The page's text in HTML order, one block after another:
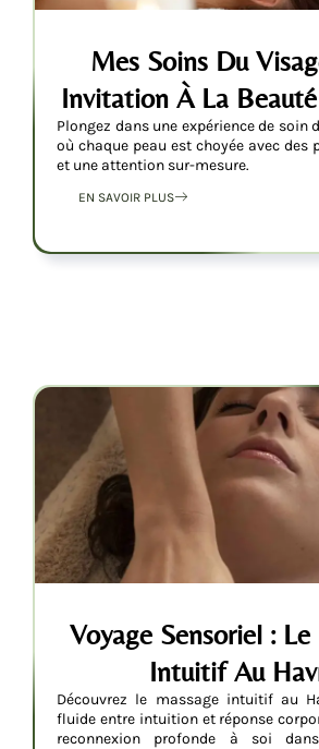
Mes Soins Du
Invitation À La
Plongez dans une expérience de soin
où chaque peau est choyée avec des
et une attention sur-mesure.
EN SAVOIR PLUS
Voyage Sensoriel :
Intuitif Au
Découvrez le massage intuitif au
fluide entre intuition et réponse
reconnexion profonde à soi